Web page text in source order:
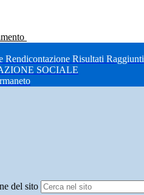
Rendicontazione Risultati Raggiunti
SOCIALE
del sito